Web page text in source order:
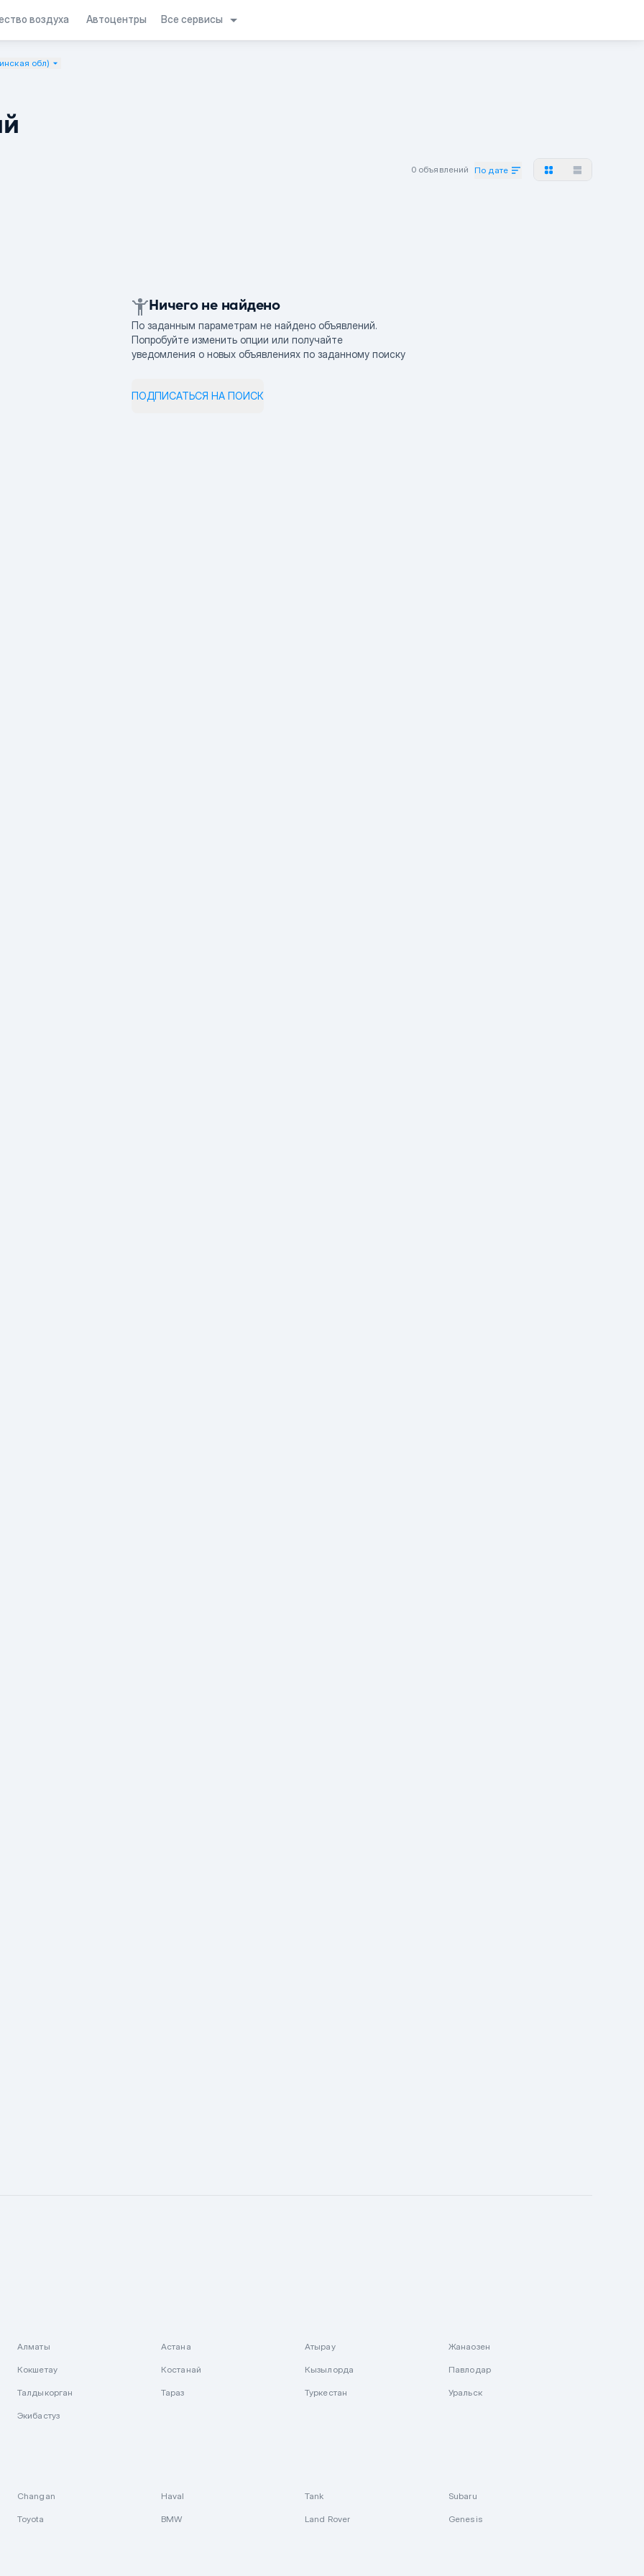
воздуха Автоцентры Все сервисы
обл)
0 объявлений По дате
Ничего не найдено
По заданным параметрам не найдено объявлений.
Попробуйте изменить опции или получайте
уведомления о новых объявлениях по заданному поиску
ПОДПИСАТЬСЯ НА ПОИСК
Алматы Астана Атырау Жанаозен
Кокшетау Костанай Кызылорда Павлодар
Талдыкорган Тараз Туркестан Уральск
Экибастуз
Changan Haval Tank Subaru
Toyota BMW Land Rover Genesis